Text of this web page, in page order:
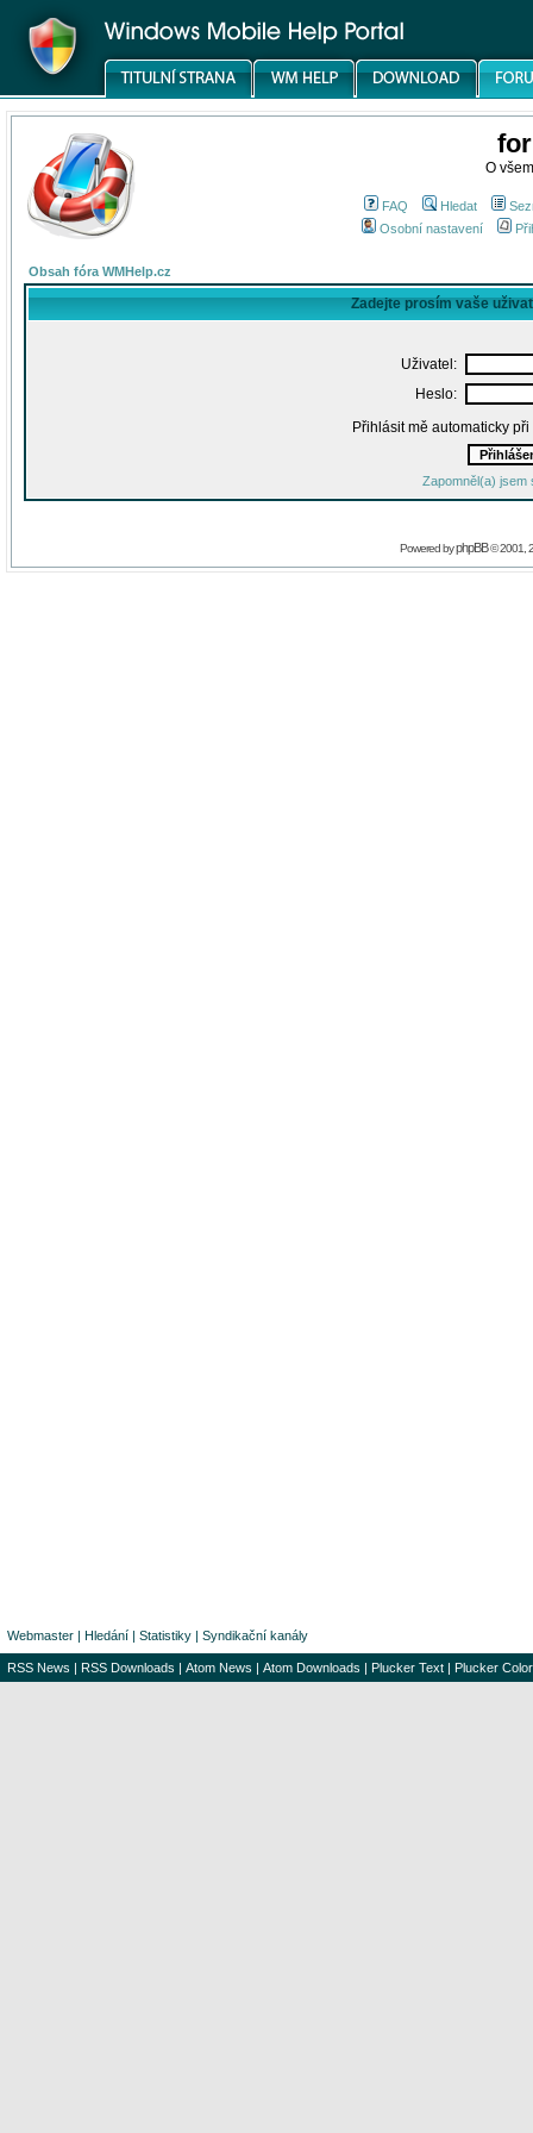
O
FAQ Hledat
Osobní nastavení
Obsah fóra WMHelp.cz
Zadejte prosím vaše
Uživatel:
Heslo:
Přihlásit mě automaticky
Zapomněl(a) jsem
Powered byphpBB© 2001,
Webmaster | Hledání | Statistiky | Syndikační kanály
RSS News | RSS Downloads | Atom News | Atom Downloads | Plucker Text | Plucker Color